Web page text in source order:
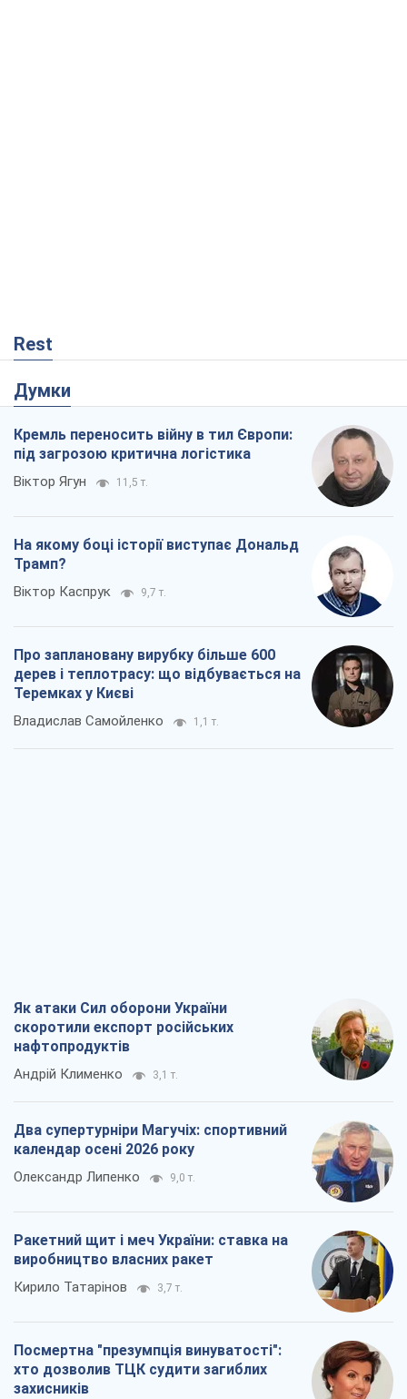
Rest
Думки
Кремль переносить війну в тил Європи:
під загрозою критична логістика
Віктор Ягун 11,5 т.
На якому боці історії виступає Дональд
Трамп?
Віктор Каспрук 9,7 т.
Про заплановану вирубку більше 600
дерев і теплотрасу: що відбувається на
Теремках у Києві
Владислав Самойленко 1,1 т.
Як атаки Сил оборони України
скоротили експорт російських
нафтопродуктів
Андрій Клименко 3,1 т.
Два супертурніри Магучіх: спортивний
календар осені 2026 року
Олександр Липенко 9,0 т.
Ракетний щит і меч України: ставка на
виробництво власних ракет
Кирило Татарінов 3,7 т.
Посмертна "презумпція винуватості":
хто дозволив ТЦК судити загиблих
захисників